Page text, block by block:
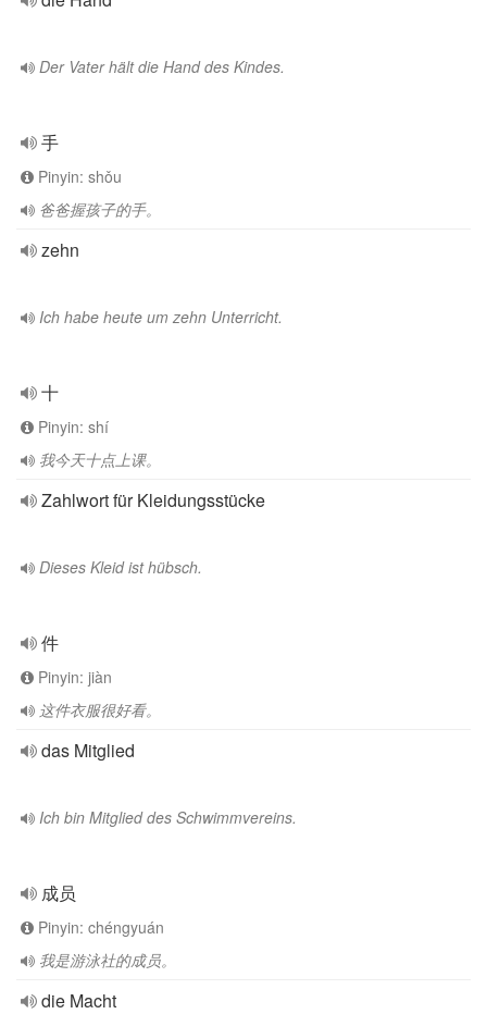
Der Vater hält die Hand des Kindes.
手
Pinyin: shǒu
爸爸握孩子的手。
zehn
Ich habe heute um zehn Unterricht.
十
Pinyin: shí
我今天十点上课。
Zahlwort für Kleidungsstücke
Dieses Kleid ist hübsch.
件
Pinyin: jiàn
这件衣服很好看。
das Mitglied
Ich bin Mitglied des Schwimmvereins.
成员
Pinyin: chéngyuán
我是游泳社的成员。
die Macht